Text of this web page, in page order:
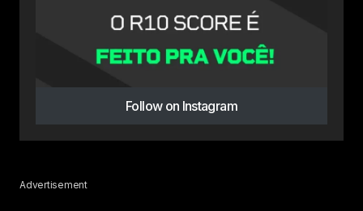
Follow on Instagram
Advertisement